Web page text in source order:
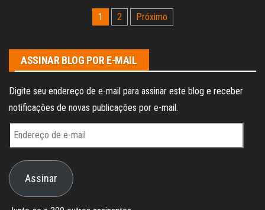
posts
1 2 Próximo
ASSINAR BLOG POR E-MAIL
Digite seu endereço de e-mail para assinar este blog e receber
notificações de novas publicações por e-mail.
Endereço
de
e-
mail Assinar